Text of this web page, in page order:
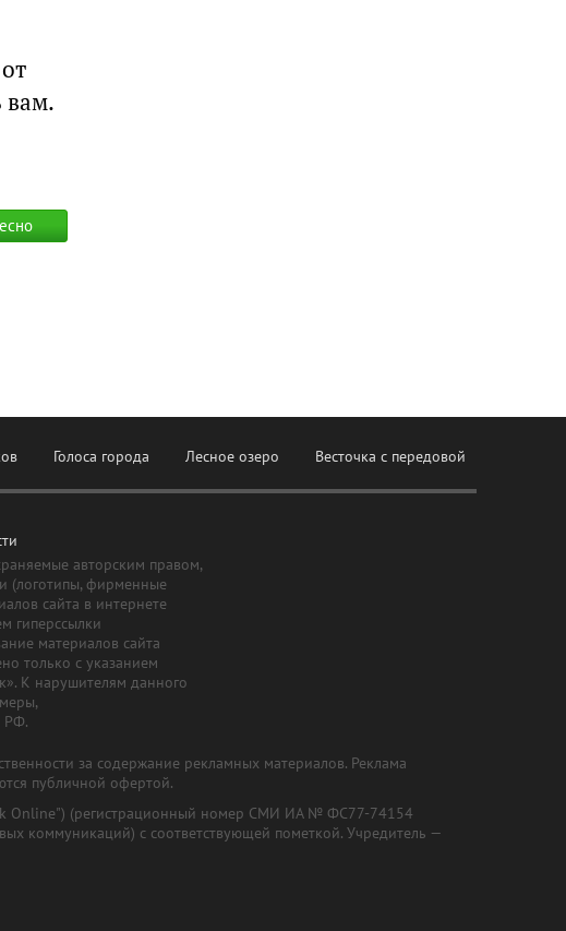
вам.
Голоса города Лесное озеро Весточка с передовой
авторским правом,
(логотипы, фирменные
сайта в интернете
гиперссылки
материалов сайта
только с указанием
К нарушителям данного
РФ.
за содержание рекламных материалов. Реклама
публичной офертой.
Online") (регистрационный номер СМИ ИА № ФС77-74154
коммуникаций) с соответствующей пометкой. Учредитель —